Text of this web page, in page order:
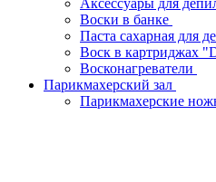
Аксессуары для
Воски в банке
Паста сахарная для
Воск в картриджах
Восконагреватели
Парикмахерский зал
Парикмахерские